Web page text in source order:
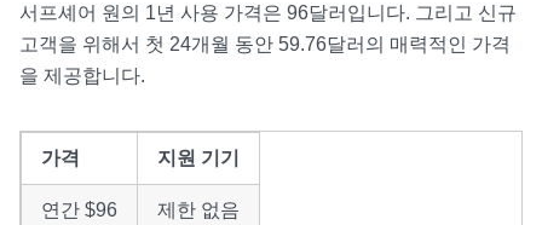
서프셰어 원의 1년 사용 가격은 96달러입니다. 그리고 신규
고객을 위해서 첫 24개월 동안 59.76달러의 매력적인 가격
을 제공합니다.
가격 지원 기기
연간 $96 제한 없음